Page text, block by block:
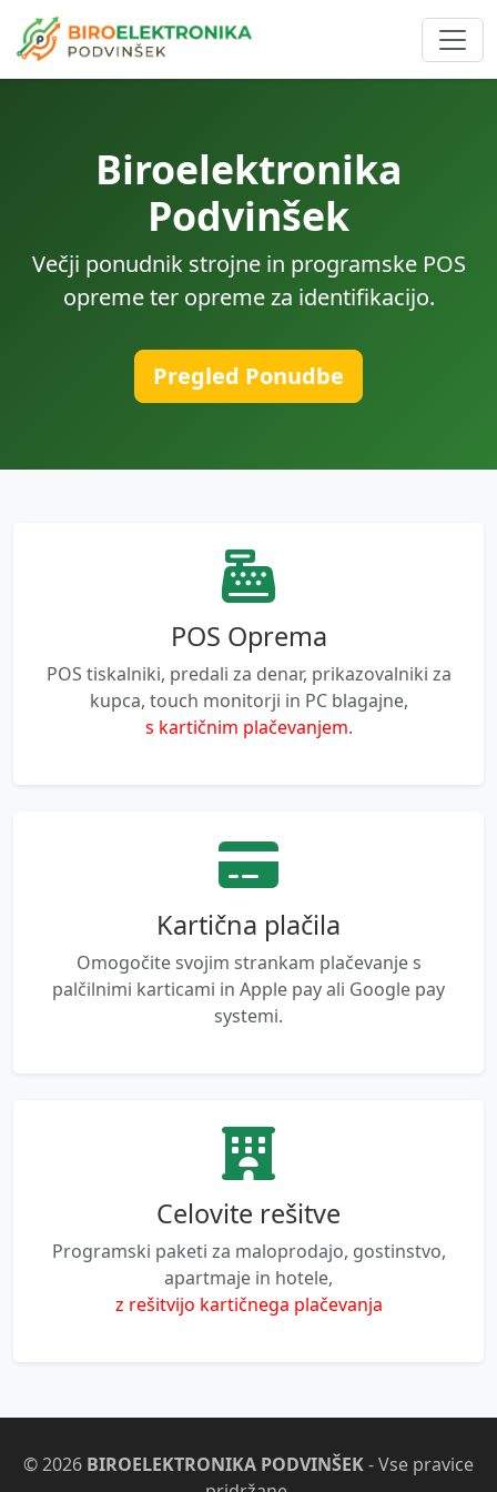
Biroelektronika
Podvinšek
Večji ponudnik strojne in programske POS
opreme ter opreme za identifikacijo.
Pregled Ponudbe
POS Oprema
POS tiskalniki, predali za denar, prikazovalniki za
kupca, touch monitorji in PC blagajne,
s kartičnim plačevanjem.
Kartična plačila
Omogočite svojim strankam plačevanje s
palčilnimi karticami in Apple pay ali Google pay
systemi.
Celovite rešitve
Programski paketi za maloprodajo, gostinstvo,
apartmaje in hotele,
z rešitvijo kartičnega plačevanja
© 2026 BIROELEKTRONIKA PODVINŠEK- Vse pravice